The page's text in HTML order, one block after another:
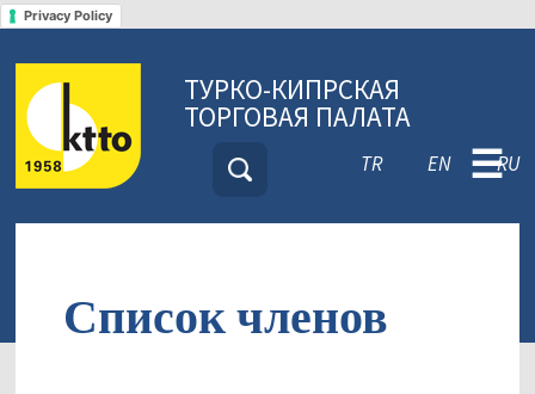
Privacy Policy
ТУРКО-КИПРСКАЯ
ТОРГОВАЯ ПАЛАТА
TR EN RU
☰
Список членов